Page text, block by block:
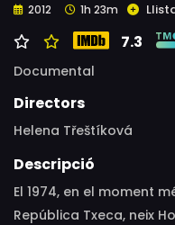
2012 1h 23m
7.3
Documental
Directors
Helena Třeštíková
Descripció
El 1974, en el moment
República Txeca, neix